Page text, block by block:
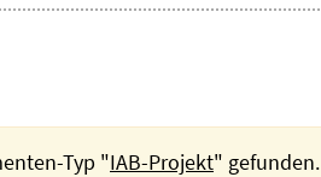
Typ "IAB-Projekt" gefunden.